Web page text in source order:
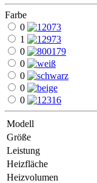
Farbe
0
1
0
0
0
0
0
Modell
Größe
Leistung
Heizfläche
Heizvolumen